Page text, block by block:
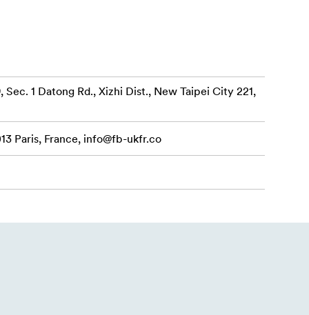
eller dias.
1 Datong Rd., Xizhi Dist., New Taipei City 221,
Paris, France, info@fb-ukfr.co